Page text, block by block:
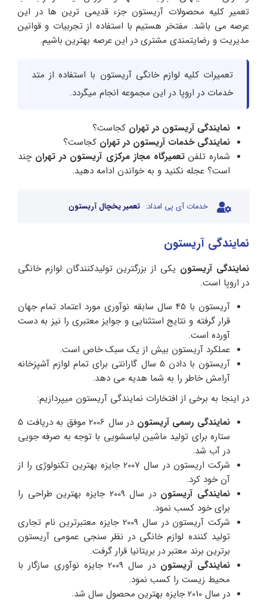
تعمیر کلیه محصولات آریستون جزء قدیمی ترین ها در این
عرصه می باشد. مفتخر هستیم با استفاده از تجربیات و قوانین
مدیریت و رضایتمندی مشتری در این عرصه بهترین باشیم.
تعمیرات کلیه لوازم خانگی آریستون با استفاده از متد
خدمات در اروپا در این مجموعه انجام میگردد.
نمایندگی آریستون در تهران کجاست؟
نمایندگی خدمات آریستون در تهران کجاست؟
شماره تلفنتعمیرگاه مجاز مرکزی آریستون در تهران چند
است؟ عجله نکنید و به خواندن ادامه دهید.
خدمات آی پی امداد: تعمیر یخچال آریستون
نمایندگی آریستون
نمایندگی آریستون یکی از بزرگترین تولیدکنندگان لوازم خانگی
در اروپا است.
آریستون با 45 سال سابقه نوآوری مورد اعتماد تمام جهان
قرار گرفته و نتایج استثنایی و جوایز معتبری را نیز به دست
آورده است.
عملکرد آریستون بیش از یک سبک خاص است.
آریستون با دادن 5 سال گارانتی برای تمام لوازم آشپزخانه
آرامش خاطر را به شما هدیه می دهد.
در اینجا به برخی از افتخارات نمایندگی آریستون میپردازیم:
نمایندگی رسمی آریستون
در سال 2006 موفق به دریافت 5
ستاره برای تولید ماشین لباسشویی با توجه به صرفه جویی
در آب شد.
شرکت اریستون در سال 2007 جایزه بهترین تکنولوژی را از
آن خود کرد.
نمایندگی آریستون
در سال 2009 جایزه بهترین طراحی را
برای خود کسب نمود.
شرکت آریستون در سال 2009 جایزه معتبرترین نام تجاری
تولید کننده لوازم خانگی در نظر سنجی عمومی آریستون
برترین برند معتبر در بریتانیا قرار گرفت.
نمایندگی آریستون
در سال 2009 جایزه نوآوری سازگار با
محیط زیست را کسب نمود.
در سال 2010 جایزه بهترین محصول سال شد.